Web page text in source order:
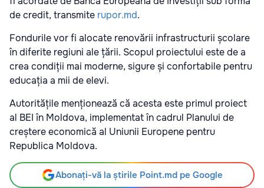
de credit, transmite rupor.md.
Fondurile vor fi alocate renovării infrastructurii școlare
în diferite regiuni ale țării. Scopul proiectului este de a
crea condiții mai moderne, sigure și confortabile pentru
educația a mii de elevi.
Autoritățile menționează că acesta este primul proiect
al BEI în Moldova, implementat în cadrul Planului de
creștere economică al Uniunii Europene pentru
Republica Moldova.
Abonați-vă la știrile Point.md pe Google